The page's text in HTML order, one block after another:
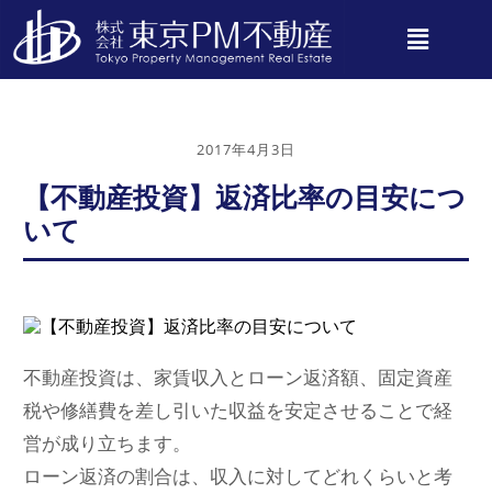
2017年4月3日
【不動産投資】返済比率の目安につ
いて
不動産投資は、家賃収入とローン返済額、固定資産
税や修繕費を差し引いた収益を安定させることで経
営が成り立ちます。
ローン返済の割合は、収入に対してどれくらいと考